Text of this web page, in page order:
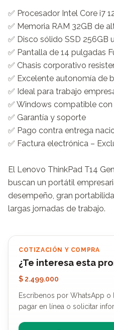
✅ Procesador Intel Core i7
✅ Memoria RAM 32GB de
✅ Disco sólido SSD 256GB
✅ Pantalla de 14 pulgadas
✅ Chasis corporativo
✅ Excelente autonomía de
✅ Ideal para trabajo
✅ Windows compatible
✅ Garantía y soporte
✅ Pago contra entrega
✅ Factura electrónica –
El Lenovo ThinkPad T14
buscan un portátil
desempeño, gran
largas jornadas de trabajo.
COTIZACIÓN Y COMPRA
¿Te interesa esta
$ 2.499.000
Escríbenos por WhatsApp o
pagar en línea o solicitar